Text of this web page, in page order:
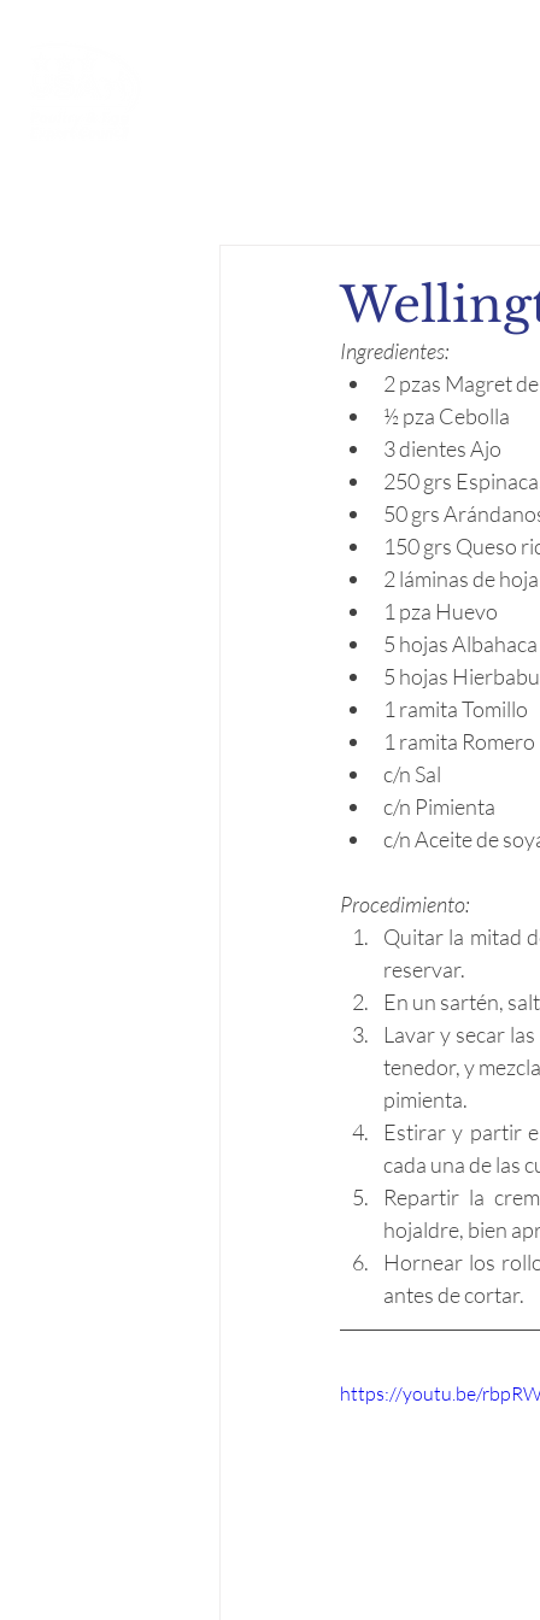
Ingredientes:
2 pzas Magret
½ pza Cebolla
3 dientes Ajo
250 grs
50 grs
150 grs Queso
2 láminas de
1 pza Huevo
5 hojas Albahaca
5 hojas
1 ramita Tomillo
1 ramita Romero
c/n Sal
c/n Pimienta
c/n Aceite de
Procedimiento:
Quitar la mitad
reservar.
En un sartén,
Lavar y secar
tenedor, y
pimienta.
Estirar y partir
cada una de las
Repartir la
hojaldre, bien
Hornear los
antes de cortar.
https://youtu.be/